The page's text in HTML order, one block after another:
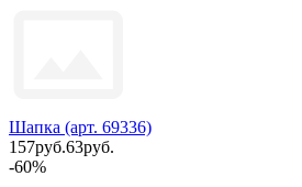
Шапка (арт. 69336)
157руб.63руб.
-60%